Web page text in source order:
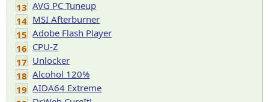
13 AVG PC Tuneup
14 MSI Afterburner
15 Adobe Flash Player
16 CPU-Z
17 Unlocker
18 Alcohol 120%
19 AIDA64 Extreme